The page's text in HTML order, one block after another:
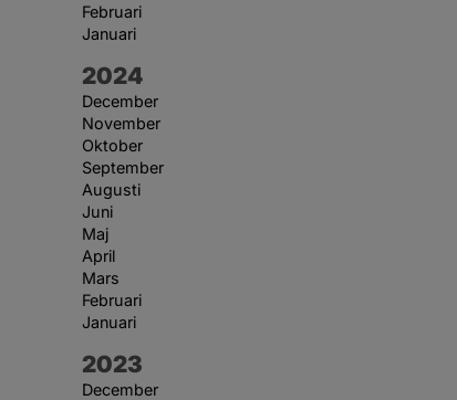
Februari
Januari
År:
2024
December
November
Oktober
September
Augusti
Juni
Maj
April
Mars
Februari
Januari
År:
2023
December